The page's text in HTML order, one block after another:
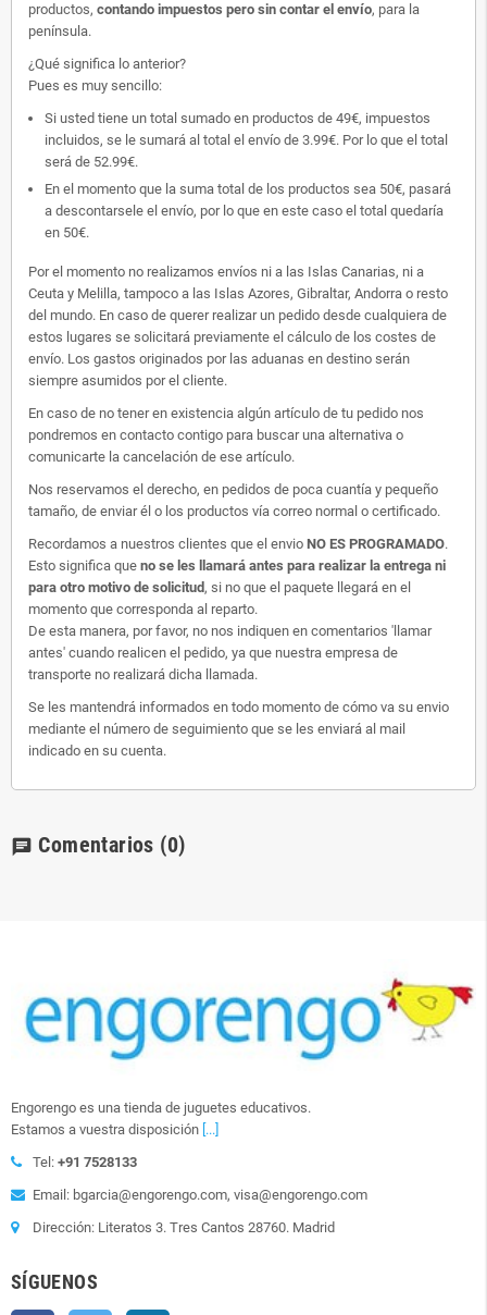
productos, contando impuestos pero sin contar el envío, para la
península.
¿Qué significa lo anterior?
Pues es muy sencillo:
Si usted tiene un total sumado en productos de 49€, impuestos
incluidos, se le sumará al total el envío de 3.99€. Por lo que el total
será de 52.99€.
En el momento que la suma total de los productos sea 50€, pasará
a descontarsele el envío, por lo que en este caso el total quedaría
en 50€.
Por el momento no realizamos envíos ni a las Islas Canarias, ni a
Ceuta y Melilla, tampoco a las Islas Azores, Gibraltar, Andorra o resto
del mundo. En caso de querer realizar un pedido desde cualquiera de
estos lugares se solicitará previamente el cálculo de los costes de
envío. Los gastos originados por las aduanas en destino serán
siempre asumidos por el cliente.
En caso de no tener en existencia algún artículo de tu pedido nos
pondremos en contacto contigo para buscar una alternativa o
comunicarte la cancelación de ese artículo.
Nos reservamos el derecho, en pedidos de poca cuantía y pequeño
tamaño, de enviar él o los productos vía correo normal o certificado.
Recordamos a nuestros clientes que el envio NO ES PROGRAMADO.
Esto significa que no se les llamará antes para realizar la entrega ni
para otro motivo de solicitud, si no que el paquete llegará en el
momento que corresponda al reparto.
De esta manera, por favor, no nos indiquen en comentarios 'llamar
antes' cuando realicen el pedido, ya que nuestra empresa de
transporte no realizará dicha llamada.
Se les mantendrá informados en todo momento de cómo va su envio
mediante el número de seguimiento que se les enviará al mail
indicado en su cuenta.
chat Comentarios (0)
Engorengo es una tienda de juguetes educativos.
Estamos a vuestra disposición [...]
Tel: +91 7528133
Email: bgarcia@engorengo.com, visa@engorengo.com
Dirección: Literatos 3. Tres Cantos 28760. Madrid
SÍGUENOS